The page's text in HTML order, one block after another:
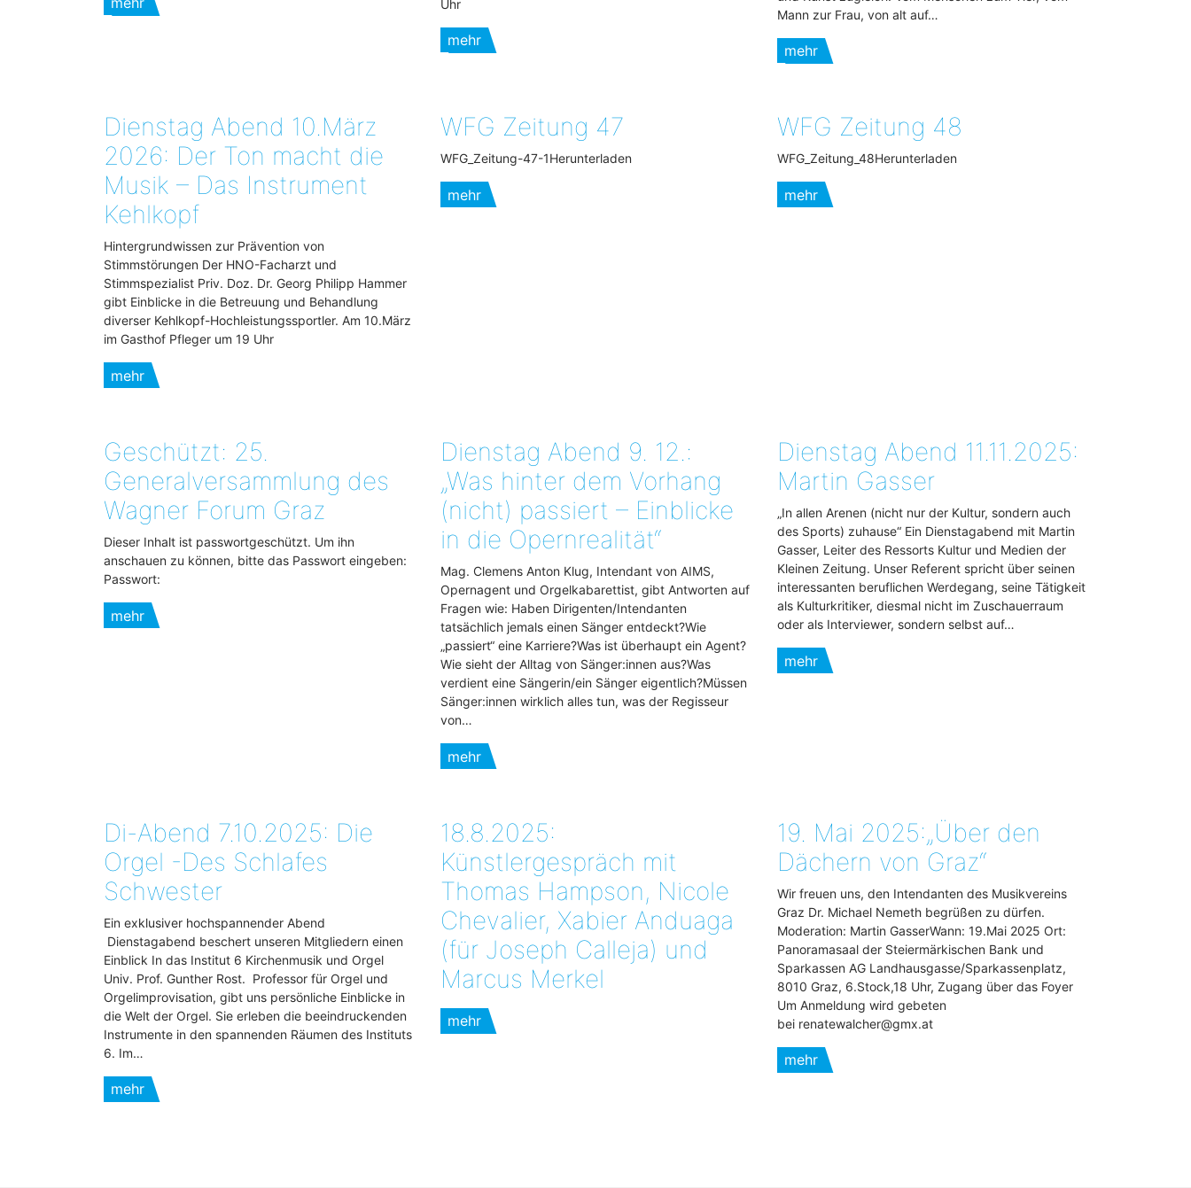
Uhr
mehr
Mann zur Frau, von alt auf…
mehr
Dienstag Abend 10.März
2026: Der Ton macht die
Musik – Das Instrument
Kehlkopf
Hintergrundwissen zur Prävention von
Stimmstörungen Der HNO-Facharzt und
Stimmspezialist Priv. Doz. Dr. Georg Philipp Hammer
gibt Einblicke in die Betreuung und Behandlung
diverser Kehlkopf-Hochleistungssportler. Am 10.März
im Gasthof Pfleger um 19 Uhr
mehr
WFG Zeitung 47
WFG_Zeitung-47-1Herunterladen
mehr
WFG Zeitung 48
WFG_Zeitung_48Herunterladen
mehr
Geschützt: 25.
Generalversammlung des
Wagner Forum Graz
Dieser Inhalt ist passwortgeschützt. Um ihn
anschauen zu können, bitte das Passwort eingeben:
Passwort:
mehr
Dienstag Abend 9. 12.:
„Was hinter dem Vorhang
(nicht) passiert – Einblicke
in die Opernrealität“
Mag. Clemens Anton Klug, Intendant von AIMS,
Opernagent und Orgelkabarettist, gibt Antworten auf
Fragen wie: Haben Dirigenten/Intendanten
tatsächlich jemals einen Sänger entdeckt?Wie
„passiert“ eine Karriere?Was ist überhaupt ein Agent?
Wie sieht der Alltag von Sänger:innen aus?Was
verdient eine Sängerin/ein Sänger eigentlich?Müssen
Sänger:innen wirklich alles tun, was der Regisseur
von…
mehr
Dienstag Abend 11.11.2025:
Martin Gasser
„In allen Arenen (nicht nur der Kultur, sondern auch
des Sports) zuhause“ Ein Dienstagabend mit Martin
Gasser, Leiter des Ressorts Kultur und Medien der
Kleinen Zeitung. Unser Referent spricht über seinen
interessanten beruflichen Werdegang, seine Tätigkeit
als Kulturkritiker, diesmal nicht im Zuschauerraum
oder als Interviewer, sondern selbst auf…
mehr
Di-Abend 7.10.2025: Die
Orgel -Des Schlafes
Schwester
Ein exklusiver hochspannender Abend
Dienstagabend beschert unseren Mitgliedern einen
Einblick In das Institut 6 Kirchenmusik und Orgel
Univ. Prof. Gunther Rost. Professor für Orgel und
Orgelimprovisation, gibt uns persönliche Einblicke in
die Welt der Orgel. Sie erleben die beeindruckenden
Instrumente in den spannenden Räumen des Instituts
6. Im…
mehr
18.8.2025:
Künstlergespräch mit
Thomas Hampson, Nicole
Chevalier, Xabier Anduaga
(für Joseph Calleja) und
Marcus Merkel
mehr
19. Mai 2025:„Über den
Dächern von Graz“
Wir freuen uns, den Intendanten des Musikvereins
Graz Dr. Michael Nemeth begrüßen zu dürfen.
Moderation: Martin GasserWann: 19.Mai 2025 Ort:
Panoramasaal der Steiermärkischen Bank und
Sparkassen AG Landhausgasse/Sparkassenplatz,
8010 Graz, 6.Stock,18 Uhr, Zugang über das Foyer
Um Anmeldung wird gebeten
bei renatewalcher@gmx.at
mehr